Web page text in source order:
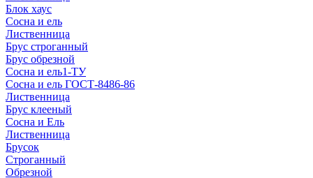
Блок хаус
Сосна и ель
Лиственница
Брус строганный
Брус обрезной
Сосна и ель1-ТУ
Сосна и ель ГОСТ-8486-86
Лиственница
Брус клееный
Сосна и Ель
Лиственница
Брусок
Строганный
Обрезной